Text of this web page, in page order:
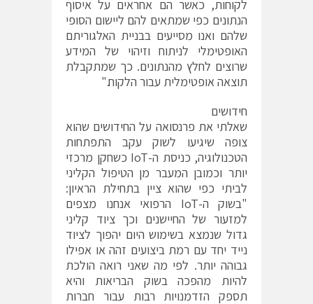
לקוחות, כאשר הם אחראים על איסוף
הנתונים כפי שמתאים להם ליישום הסופי
שלהם ואנו מסייעים בבניית האלגוריתם
האופטימלי לניתוח וזיהוי של המידע
שרוצים לחלץ מהנתונים. כך שמתקבלת
תוצאה אופטימלית עבור הלקוח."
חידושים
שאלתי את פרנסואה על החידושים שהוא
צופה שיגיעו לשוק עקב התפתחות
הטכנולוגיה, כניסת ה-IoT כשחקן מרכזי
יותר וכמובן המעבר מן הטיפול הקליני
לביתי כפי שהוא ציין בתחילת הראיון:
"בשוק ה-IoT הרפואי אנחנו מצפים
למזעור של החיישנים וכך ציוד קליני
גדול שנמצא בשימוש היום יהפוך לציוד
נייד יחד עם רמת ביצועים זהה או אפילו
גבוהה יותר. לפי מה שאני רואה הולכת
להיות מהפכה בשוק הבריאות והיא
תספק הזדמנויות רבות עבור חברות